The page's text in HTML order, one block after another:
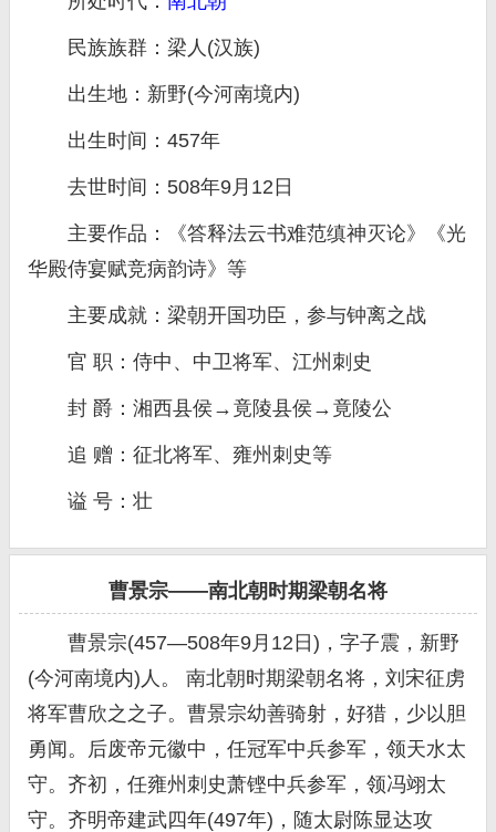
民族族群：梁人(汉族)
出生地：新野(今河南境内)
出生时间：457年
去世时间：508年9月12日
主要作品：《答释法云书难范缜神灭论》《光
华殿侍宴赋竞病韵诗》等
主要成就：梁朝开国功臣，参与钟离之战
官 职：侍中、中卫将军、江州刺史
封 爵：湘西县侯→竟陵县侯→竟陵公
追 赠：征北将军、雍州刺史等
谥 号：壮
曹景宗——南北朝时期梁朝名将
曹景宗(457—508年9月12日)，字子震，新野
(今河南境内)人。 南北朝时期梁朝名将，刘宋征虏
将军曹欣之之子。曹景宗幼善骑射，好猎，少以胆
勇闻。后废帝元徽中，任冠军中兵参军，领天水太
守。齐初，任雍州刺史萧铿中兵参军，领冯翊太
守。齐明帝建武四年(497年)，随太尉陈显达攻